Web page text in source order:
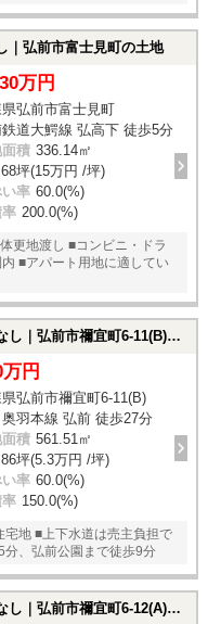
弘前市富士見町の土地
万円
弘前市富士見町
道大鰐線 弘高下 徒歩5分
積 336.14㎡
坪(15万円 /坪)
率 60.0(%)
200.0(%)
更地渡し ■コンビニ・ドラ
■アパート用地に適してい
前市禰宜町6-11(B)の土地
円
弘前市禰宜町6-11(B)
奥羽本線 弘前 徒歩27分
積 561.51㎡
坪(5.3万円 /坪)
率 60.0(%)
150.0(%)
地 ■上下水道は売主負担で
、弘前公園まで徒歩9分
前市禰宜町6-12(A)の土地